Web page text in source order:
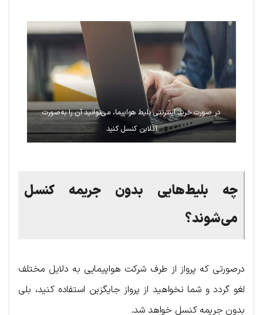
در صورت خرید اینترنتی بلیط هواپیما، می‌توانید آن را به‌صورت
آنلاین کنسل کنید
چه بلیط‌هایی بدون جریمه کنسل
می‌شوند؟
درصورتی که پرواز از طرف شرکت هواپیمایی به دلایل مختلف
لغو گردد و شما نخواهید از پرواز جایگزین استفاده کنید، بلی
بدون جریمه کنسل خواهد شد.